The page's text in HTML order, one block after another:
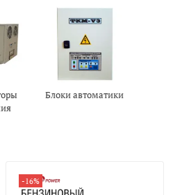
Блоки автоматики
-16%